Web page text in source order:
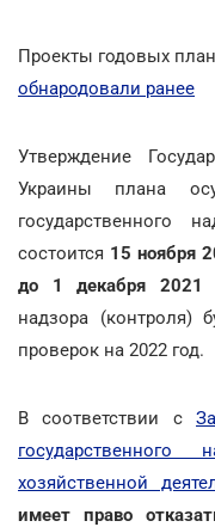
Проекты годовых
обнародовали ранее
Утверждение
Украины плана
государственного
состоится 15 ноября
до 1 декабря 2021
надзора (контроля)
проверок на 2022 год.
В соответствии с
хозяйственной
имеет право